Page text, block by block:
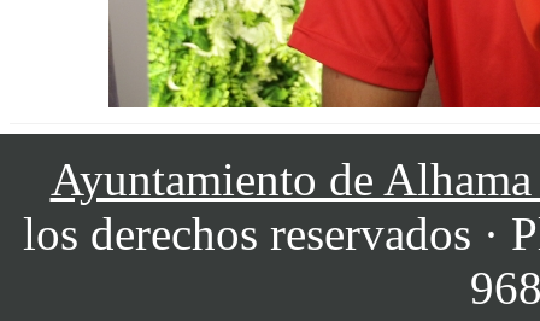
Ayuntamiento de
los derechos reservados ·